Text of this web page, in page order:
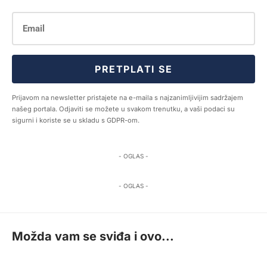
PRETPLATI SE
Prijavom na newsletter pristajete na e-maila s najzanimljivijim sadržajem
našeg portala. Odjaviti se možete u svakom trenutku, a vaši podaci su
sigurni i koriste se u skladu s GDPR-om.
- OGLAS -
- OGLAS -
Možda vam se sviđa i ovo...